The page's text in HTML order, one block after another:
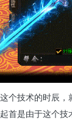
个技术的时辰，
首是由于这个技